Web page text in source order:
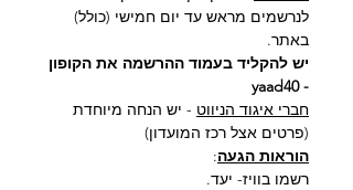
לנרשמים מראש עד יום חמישי (כולל)
באתר.
יש להקליד בעמוד ההרשמה את הקופון
- yaad40
חברי איגוד הניווט - יש הנחה מיוחדת
(פרטים אצל רכז המועדון)
הוראות הגעה:
רשמו בוויז- יעד.